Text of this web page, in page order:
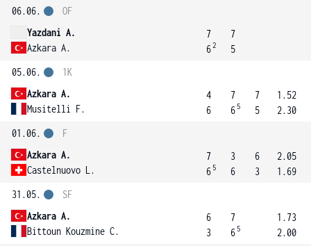
06.06.
Yazdani A.
Azkara A.
OF
7
62
7
5
05.06.
Azkara A.
Musitelli F.
1K
4
6
7
6 5
7
5
1.52
2.30
01.06.
Azkara A.
Castelnuovo L.
F
7
6 5
3
6
6
3
2.05
1.69
31.05.
Azkara A.
Bittoun Kouzmine C.
SF
6
3
7
6 5
1.73
2.00